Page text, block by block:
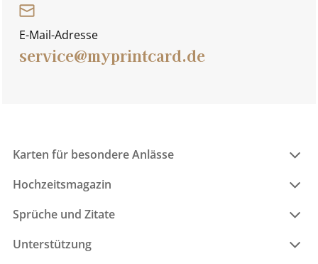
E-Mail-Adresse
service@myprintcard.de
Karten für besondere Anlässe
Hochzeitsmagazin
Sprüche und Zitate
Unterstützung